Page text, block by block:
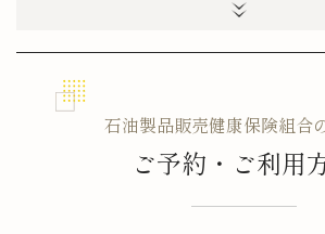
石油製品販売健康保険組合
ご予約・ご利用